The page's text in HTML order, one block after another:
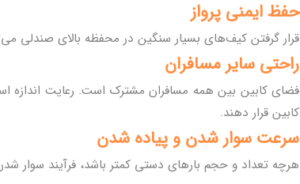
حفظ ایمنی پرواز
قرار گرفتن کیف‌های بسیار سنگین در محفظه بالای صندلی
راحتی سایر مسافران
فضای کابین بین همه مسافران مشترک است. رعایت اندازه
کابین قرار دهند.
سرعت سوار شدن و پیاده شدن
هرچه تعداد و حجم بارهای دستی کمتر باشد، فرآیند سوار